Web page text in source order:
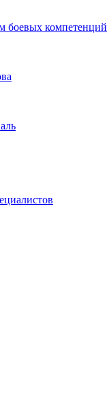
боевых компетенций